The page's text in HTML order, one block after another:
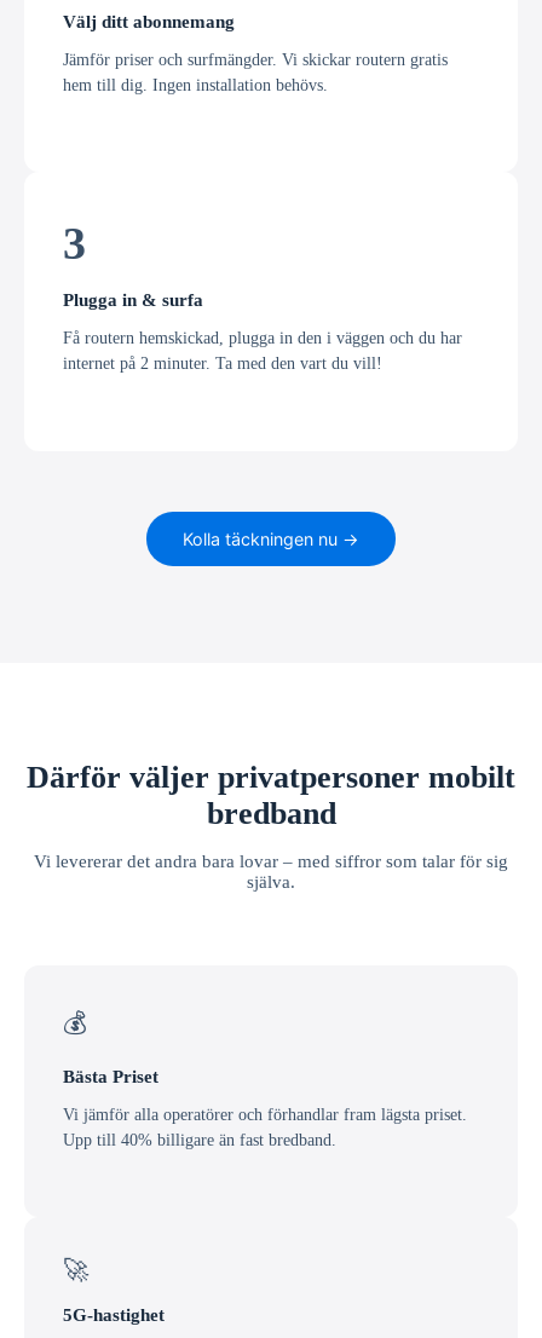
Välj ditt abonnemang
Jämför priser och surfmängder. Vi skickar routern gratis
hem till dig. Ingen installation behövs.
3
Plugga in & surfa
Få routern hemskickad, plugga in den i väggen och du har
internet på 2 minuter. Ta med den vart du vill!
Kolla täckningen nu →
Därför väljer privatpersoner mobilt
bredband
Vi levererar det andra bara lovar – med siffror som talar för sig
själva.
💰
Bästa Priset
Vi jämför alla operatörer och förhandlar fram lägsta priset.
Upp till 40% billigare än fast bredband.
🚀
5G-hastighet